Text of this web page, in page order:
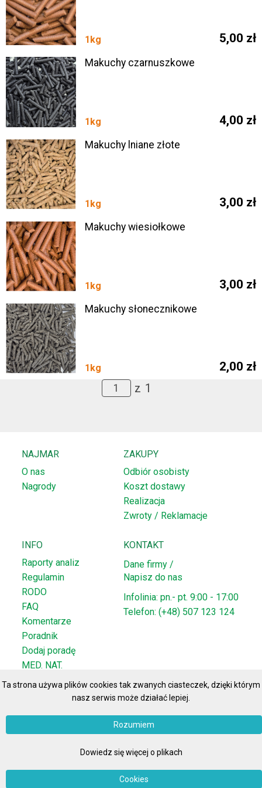
Makuchy / inne
Maści, kremy
Mieszanki
Napoje / płyny
Oddam
Oleje surowe własne
Przyprawy
Przysmaki
Suplementy diety
Ziarna / inne
5,00 zł
1kg
Makuchy czarnuszkowe
4,00 zł
1kg
Makuchy lniane złote
3,00 zł
1kg
Makuchy wiesiołkowe
3,00 zł
1kg
Makuchy słonecznikowe
2,00 zł
1kg
z 1
NAJMAR
O nas
Nagrody
ZAKUPY
Odbiór osobisty
Koszt dostawy
Realizacja
Zwroty / Reklamacje
INFO
Raporty analiz
Regulamin
RODO
FAQ
Komentarze
Poradnik
Dodaj poradę
MED. NAT.
KONTAKT
Dane firmy /
Napisz do nas
Infolinia: pn.- pt. 9:00 - 17:00
Telefon: (+48) 507 123 124
prywatności
Ta strona używa plików cookies tak zwanych ciasteczek, dzięki którym
nasz serwis może działać lepiej.
Rozumiem
Dowiedz się więcej o plikach
Cookies